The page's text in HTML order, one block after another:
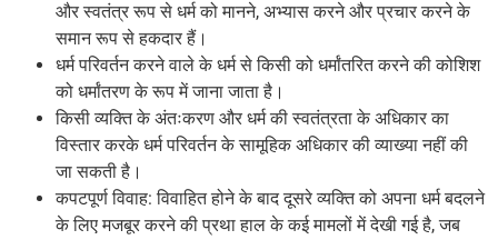
और स्वतंत्र रूप से धर्म को मानने, अभ्यास करने और प्रचार करने के
समान रूप से हकदार हैं।
धर्म परिवर्तन करने वाले के धर्म से किसी को धर्मांतरित करने की कोशिश
को धर्मांतरण के रूप में जाना जाता है।
किसी व्यक्ति के अंतःकरण और धर्म की स्वतंत्रता के अधिकार का
विस्तार करके धर्म परिवर्तन के सामूहिक अधिकार की व्याख्या नहीं की
जा सकती है।
कपटपूर्ण विवाह: विवाहित होने के बाद दूसरे व्यक्ति को अपना धर्म बदलने
के लिए मजबूर करने की प्रथा हाल के कई मामलों में देखी गई है, जब